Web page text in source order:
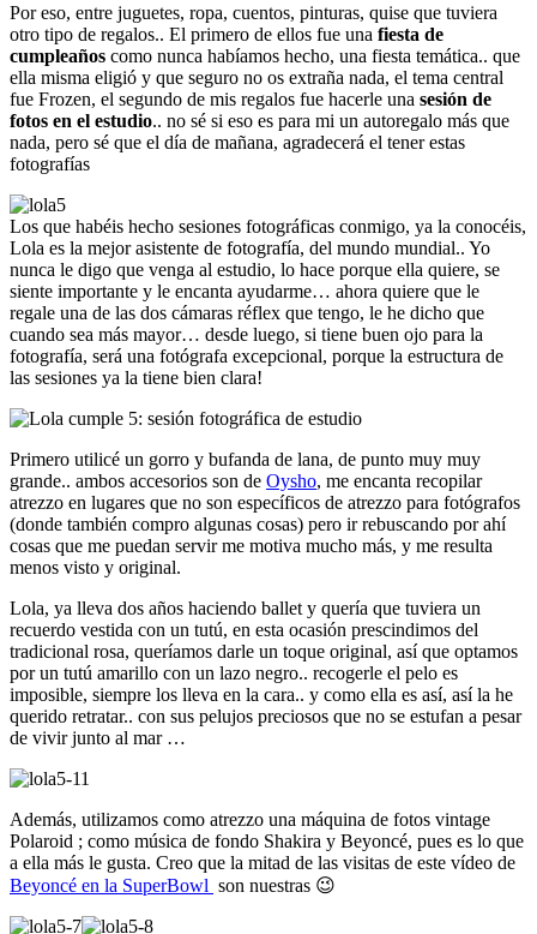
Por eso, entre juguetes, ropa, cuentos, pinturas, quise que tuviera
otro tipo de regalos.. El primero de ellos fue una fiesta de
cumpleaños como nunca habíamos hecho, una fiesta temática.. que
ella misma eligió y que seguro no os extraña nada, el tema central
fue Frozen, el segundo de mis regalos fue hacerle una sesión de
fotos en el estudio.. no sé si eso es para mi un autoregalo más que
nada, pero sé que el día de mañana, agradecerá el tener estas
fotografías
Los que habéis hecho sesiones fotográficas conmigo, ya la conocéis,
Lola es la mejor asistente de fotografía, del mundo mundial.. Yo
nunca le digo que venga al estudio, lo hace porque ella quiere, se
siente importante y le encanta ayudarme… ahora quiere que le
regale una de las dos cámaras réflex que tengo, le he dicho que
cuando sea más mayor… desde luego, si tiene buen ojo para la
fotografía, será una fotógrafa excepcional, porque la estructura de
las sesiones ya la tiene bien clara!
Primero utilicé un gorro y bufanda de lana, de punto muy muy
grande.. ambos accesorios son de Oysho, me encanta recopilar
atrezzo en lugares que no son específicos de atrezzo para fotógrafos
(donde también compro algunas cosas) pero ir rebuscando por ahí
cosas que me puedan servir me motiva mucho más, y me resulta
menos visto y original.
Lola, ya lleva dos años haciendo ballet y quería que tuviera un
recuerdo vestida con un tutú, en esta ocasión prescindimos del
tradicional rosa, queríamos darle un toque original, así que optamos
por un tutú amarillo con un lazo negro.. recogerle el pelo es
imposible, siempre los lleva en la cara.. y como ella es así, así la he
querido retratar.. con sus pelujos preciosos que no se estufan a pesar
de vivir junto al mar …
Además, utilizamos como atrezzo una máquina de fotos vintage
Polaroid ; como música de fondo Shakira y Beyoncé, pues es lo que
a ella más le gusta. Creo que la mitad de las visitas de este vídeo de
Beyoncé en la SuperBowl son nuestras 😉